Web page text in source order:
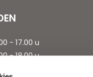
- 17.00 u
- 18.00 u